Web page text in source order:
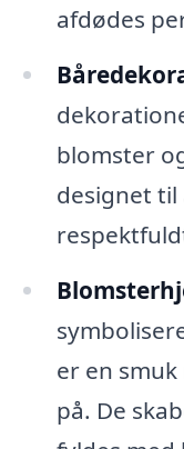
afdødes
blomster
designet til
er en
på. De